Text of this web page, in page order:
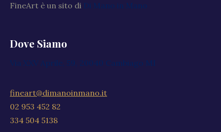
FineArt è un sito di Di Mano in Mano
Dove Siamo
Via XXV Aprile, 59, 20040 Cambiago MI
fineart@dimanoinmano.it
02 953 452 82
334 504 5138